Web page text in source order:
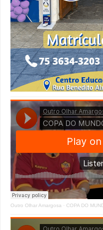
Outro Olhar Amargosa · COPA DO